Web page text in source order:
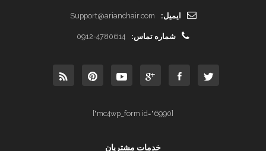
ایمیل: Support@arianchair.com
شماره تماس: 0912-4780614
[mc4wp_form id="6990"]
خدمات مشتریان